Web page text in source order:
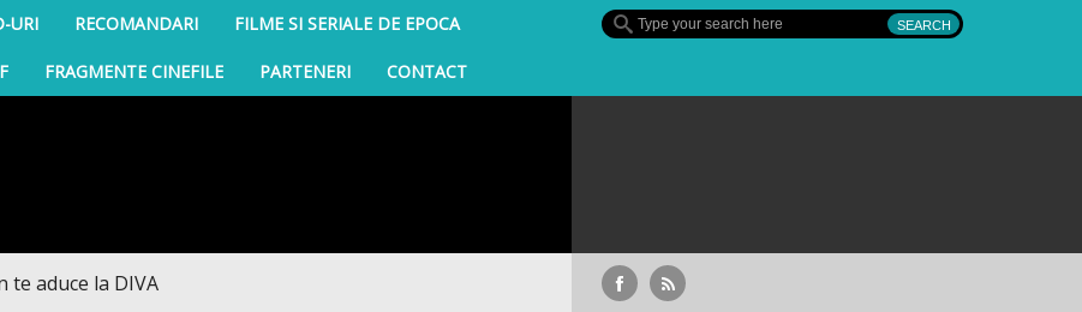
URI RECOMANDARI FILME SI SERIALE DE EPOCA
FRAGMENTE CINEFILE PARTENERI CONTACT
la DIVA